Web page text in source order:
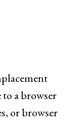
a browser
or browser